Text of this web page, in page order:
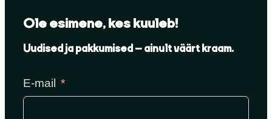
Ole esimene, kes kuuleb!
Uudised ja pakkumised – ainult väärt kraam.
E-mail